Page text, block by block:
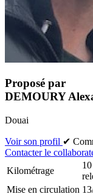
Proposé par
DEMOURY
Douai
Voir son profil ✔
Contacter le
Kilométrage
Mise en circulation